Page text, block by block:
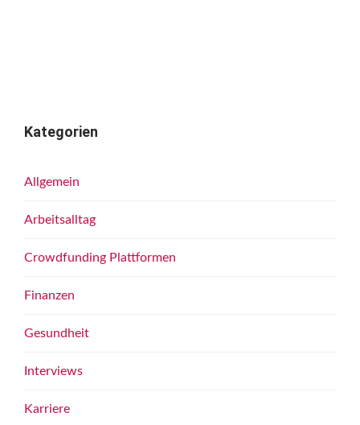
Kategorien
Allgemein
Arbeitsalltag
Crowdfunding Plattformen
Finanzen
Gesundheit
Interviews
Karriere